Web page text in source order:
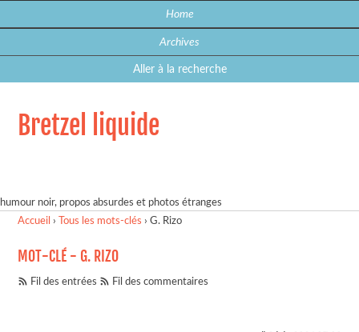
Home
Archives
Aller à la recherche
Bretzel liquide
humour noir, propos absurdes et photos étranges
Accueil › Tous les mots-clés ›G. Rizo
MOT-CLÉ - G. RIZO
Fil des entrées Fil des commentaires